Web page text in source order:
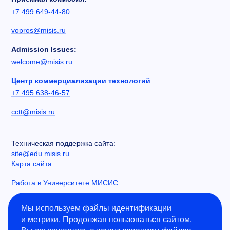
+7 499 649-44-80
vopros@misis.ru
Admission Issues:
welcome@misis.ru
Центр коммерциализации технологий
+7 495 638-46-57
cctt@misis.ru
Техническая поддержка сайта:
site@edu.misis.ru
Карта сайта
Работа в Университете МИСИС
Информация о закупках
Мы используем файлы идентификации
и метрики. Продолжая пользоваться сайтом,